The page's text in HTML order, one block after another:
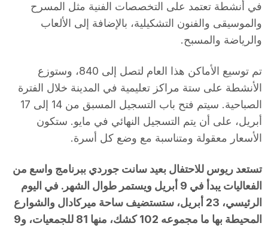
في أنشطة تعتمد على التخصصات الفنية مثل المسرح
والموسيقى والفنون التشكيلية، بالإضافة إلى الألعاب
والرياضة والمسبح.
تم توسيع الأماكن هذا العام لتصل إلى 840، وستوزع
الأنشطة على ستة مراكز تعليمية في المدينة خلال الفترة
الصباحية. سيتم فتح باب التسجيل المسبق من 14 إلى 17
أبريل، على أن يتم التسجيل النهائي في مايو. ستكون
الأسعار معقولة ومتناسبة مع وضع كل أسرة.
تستعد ريوس للاحتفال بعيد سانت جوردي ببرنامج واسع من
الفعاليات يبدأ في 9 أبريل ويستمر طوال الشهر. في اليوم
الرئيسي، 23 أبريل، ستستضيف ساحة ميركادال والشوارع
المحيطة بها ما مجموعه 102 كشك، منها 81 للجمعيات، و9